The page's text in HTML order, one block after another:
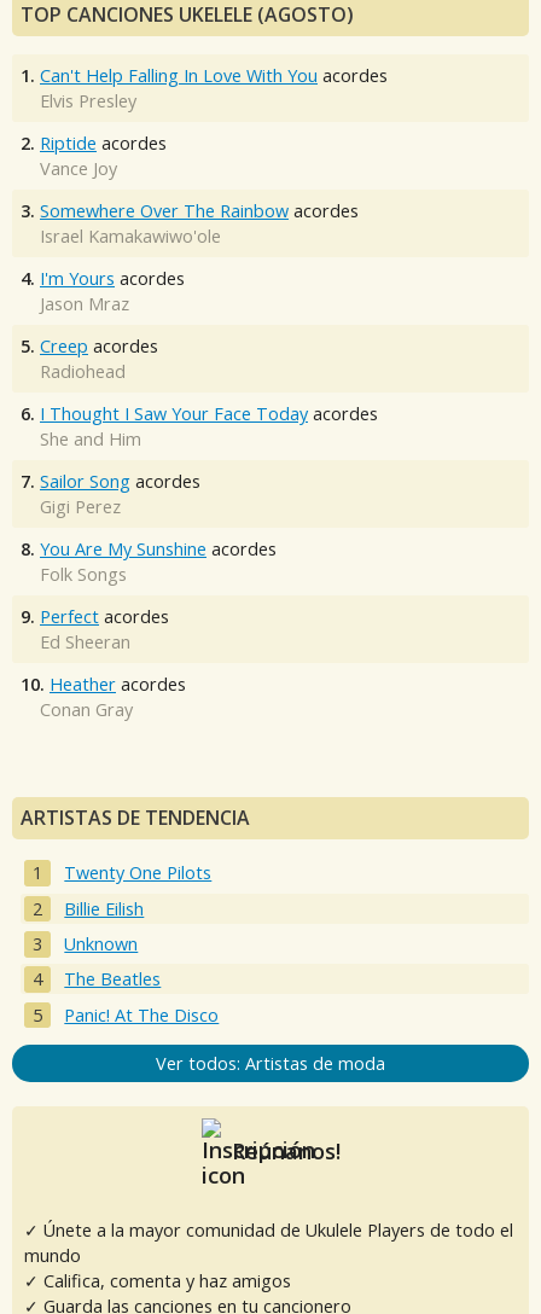
TOP CANCIONES UKELELE (AGOSTO)
1. Can't Help Falling In Love With You acordes
Elvis Presley
2. Riptide acordes
Vance Joy
3. Somewhere Over The Rainbow acordes
Israel Kamakawiwo'ole
4. I'm Yours acordes
Jason Mraz
5. Creep acordes
Radiohead
6. I Thought I Saw Your Face Today acordes
She and Him
7. Sailor Song acordes
Gigi Perez
8. You Are My Sunshine acordes
Folk Songs
9. Perfect acordes
Ed Sheeran
10. Heather acordes
Conan Gray
ARTISTAS DE TENDENCIA
Twenty One Pilots
Billie Eilish
Unknown
The Beatles
Panic! At The Disco
Ver todos: Artistas de moda
Reúnanos!
✓ Únete a la mayor comunidad de Ukulele Players de todo el
mundo
✓ Califica, comenta y haz amigos
✓ Guarda las canciones en tu cancionero